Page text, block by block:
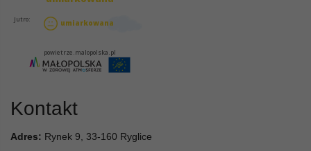
Kontakt
Adres: Rynek 9, 33-160 Ryglice